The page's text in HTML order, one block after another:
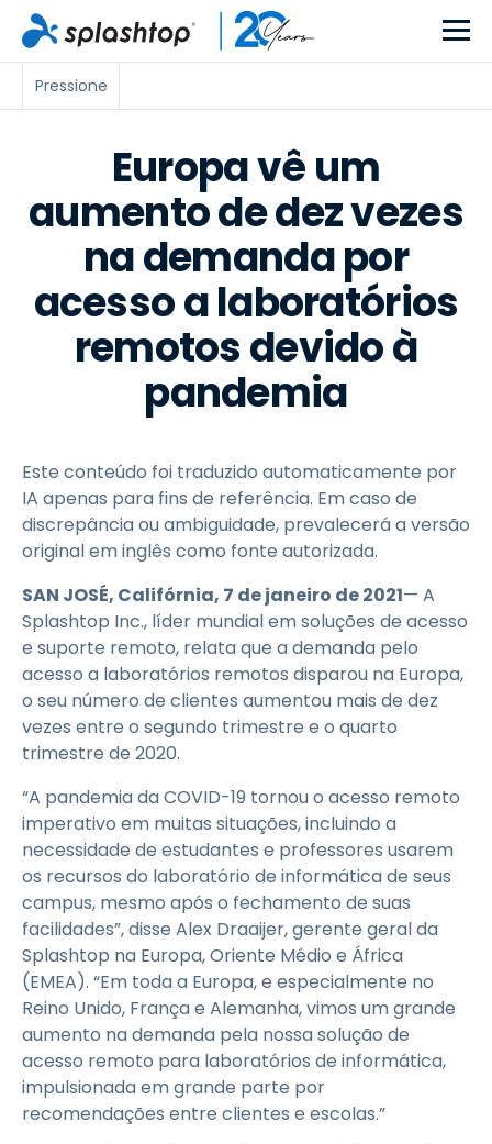
Pressione
Europa vê um
aumento de dez vezes
na demanda por
acesso a laboratórios
remotos devido à
pandemia
Este conteúdo foi traduzido automaticamente por
IA apenas para fins de referência. Em caso de
discrepância ou ambiguidade, prevalecerá a versão
original em inglês como fonte autorizada.
SAN JOSÉ, Califórnia, 7 de janeiro de 2021— A
Splashtop Inc., líder mundial em soluções de acesso
e suporte remoto, relata que a demanda pelo
acesso a laboratórios remotos disparou na Europa,
o seu número de clientes aumentou mais de dez
vezes entre o segundo trimestre e o quarto
trimestre de 2020.
“A pandemia da COVID-19 tornou o acesso remoto
imperativo em muitas situações, incluindo a
necessidade de estudantes e professores usarem
os recursos do laboratório de informática de seus
campus, mesmo após o fechamento de suas
facilidades”, disse Alex Draaijer, gerente geral da
Splashtop na Europa, Oriente Médio e África
(EMEA). “Em toda a Europa, e especialmente no
Reino Unido, França e Alemanha, vimos um grande
aumento na demanda pela nossa solução de
acesso remoto para laboratórios de informática,
impulsionada em grande parte por
recomendações entre clientes e escolas.”